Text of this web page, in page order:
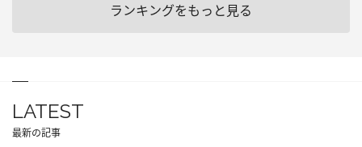
ランキングをもっと見る
LATEST
最新の記事